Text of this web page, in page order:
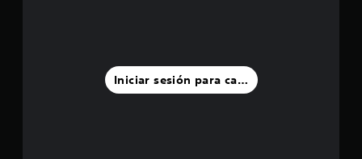
Iniciar sesión para calificar